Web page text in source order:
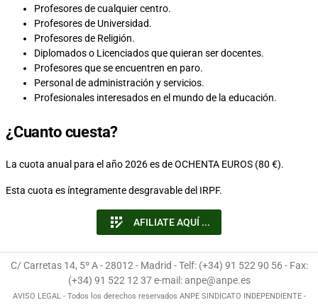
Profesores de cualquier centro.
Profesores de Universidad.
Profesores de Religión.
Diplomados o Licenciados que quieran ser docentes.
Profesores que se encuentren en paro.
Personal de administración y servicios.
Profesionales interesados en el mundo de la educación.
¿Cuanto cuesta?
La cuota anual para el año 2026 es de OCHENTA EUROS (80 €).
Esta cuota es íntegramente desgravable del IRPF.
app_registration AFILIATE AQUÍ ...
C/ Carretas 14, 5º A - 28012 - Madrid - Telf: (+34) 91 522 90 56 - Fax:
(+34) 91 522 12 37 e-mail: anpe@anpe.es
AVISO LEGAL - Todos los derechos reservados ANPE SINDICATO INDEPENDIENTE -